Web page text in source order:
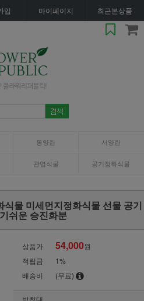
입 마이페이지 최근본상품
동양란 서양란
관엽식물 공기정화식물
물 미세먼지정화식물 선물 공기
쉬운 승진화분
상품가 54,000원
적립금
1%
배송비
(무료)
받침대